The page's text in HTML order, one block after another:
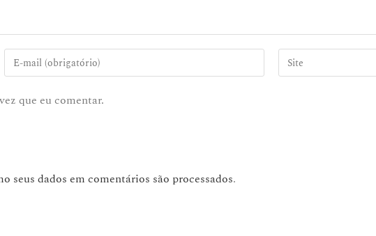
que eu comentar.
seus dados em comentários são processados.